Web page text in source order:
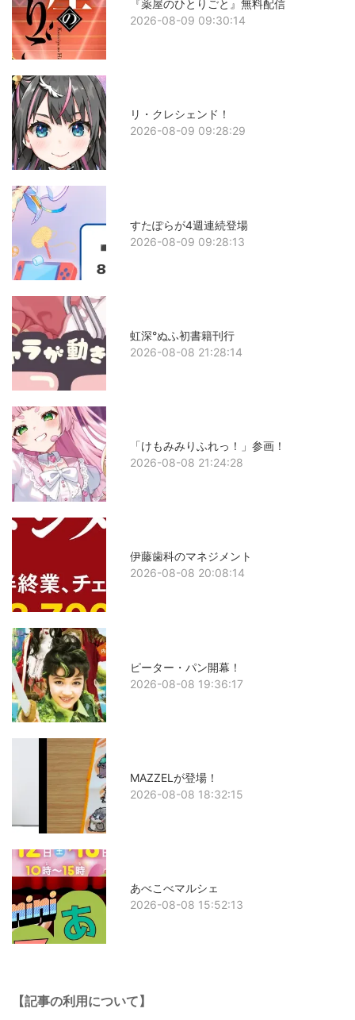
『薬屋のひとりごと』無料配信
2026-08-09 09:30:14
リ・クレシェンド！
2026-08-09 09:28:29
すたぽらが4週連続登場
2026-08-09 09:28:13
虹深°ぬふ初書籍刊行
2026-08-08 21:28:14
「けもみみりふれっ！」参画！
2026-08-08 21:24:28
伊藤歯科のマネジメント
2026-08-08 20:08:14
ピーター・パン開幕！
2026-08-08 19:36:17
MAZZELが登場！
2026-08-08 18:32:15
あべこべマルシェ
2026-08-08 15:52:13
【記事の利用について】